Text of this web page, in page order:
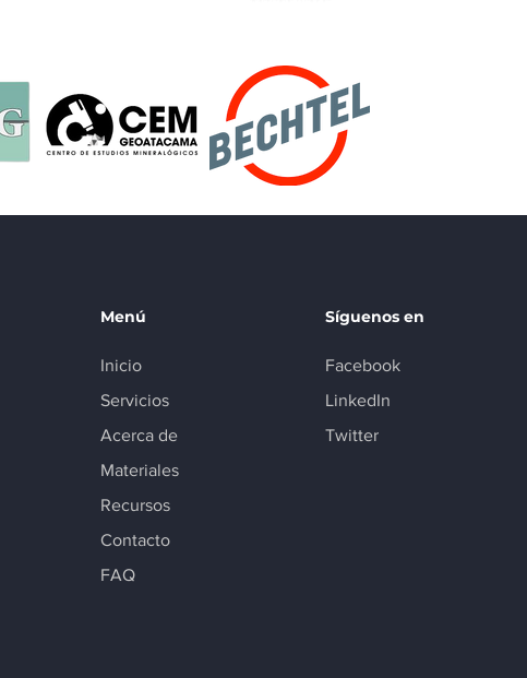
Menú
Inicio
Servicios
Acerca de
Materiales
Recursos
Contacto
FAQ
Síguenos en
Facebook
LinkedIn
Twitter